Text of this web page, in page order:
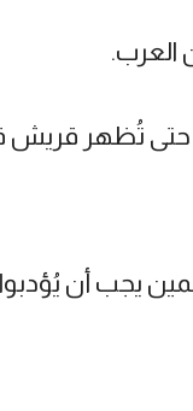
العرب.
حتى تُظهر قريش
يجب أن